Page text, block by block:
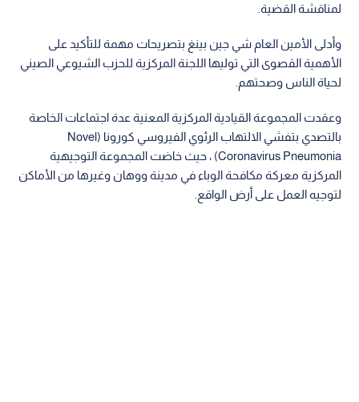
لمناقشة القضية.
وأدلى الأمين العام شي جين بينغ بتصريحات مهمة للتأكيد على
الأهمية القصوى التي توليها اللجنة المركزية للحزب الشيوعي الصيني
لحياة الناس وصحتهم.
وعقدت المجموعة القيادية المركزية المعنية عدة اجتماعات الخاصة
بالتصدي بتفشي الالتهاب الرئوي الفيروسي كورونا (Novel
Coronavirus Pneumonia) ، حيث خاضت المجموعة التوجيهية
المركزية معركة مكافحة الوباء في مدينة ووهان وغيرها من الأماكن
لتوجيه العمل على أرض الواقع.